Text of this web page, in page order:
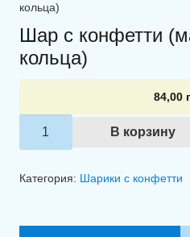
кольца)
Шар с конфетти
кольца)
84,00
Количество
товара
В корзину
Категория: Шарики с конфетти